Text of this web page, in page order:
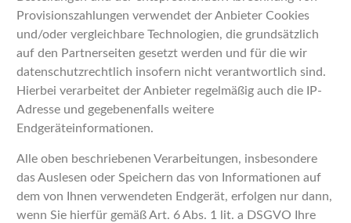
Provisionszahlungen verwendet der Anbieter Cookies
und/oder vergleichbare Technologien, die grundsätzlich
auf den Partnerseiten gesetzt werden und für die wir
datenschutzrechtlich insofern nicht verantwortlich sind.
Hierbei verarbeitet der Anbieter regelmäßig auch die IP-
Adresse und gegebenenfalls weitere
Endgeräteinformationen.
Alle oben beschriebenen Verarbeitungen, insbesondere
das Auslesen oder Speichern das von Informationen auf
dem von Ihnen verwendeten Endgerät, erfolgen nur dann,
wenn Sie hierfür gemäß Art. 6 Abs. 1 lit. a DSGVO Ihre